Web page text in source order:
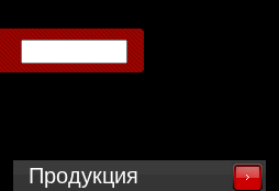
Продукция